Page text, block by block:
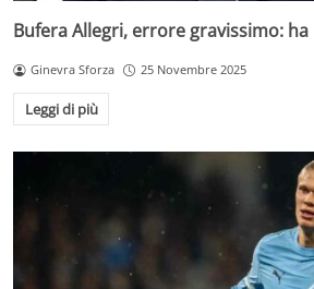
Bufera Allegri, errore gravissimo:
Ginevra Sforza 25 Novembre 2025
Leggi di più